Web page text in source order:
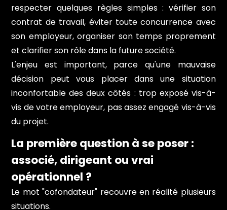
respecter quelques règles simples : vérifier son
contrat de travail, éviter toute concurrence avec
son employeur, organiser son temps proprement
et clarifier son rôle dans la future société.
L'enjeu est important, parce qu'une mauvaise
décision peut vous placer dans une situation
inconfortable des deux côtés : trop exposé vis-à-
vis de votre employeur, pas assez engagé vis-à-vis
du projet.
La première question à se poser :
associé, dirigeant ou vrai
opérationnel ?
Le mot "cofondateur" recouvre en réalité plusieurs
situations.